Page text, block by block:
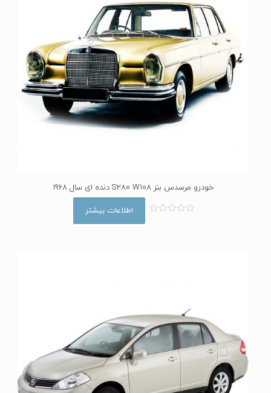
خودرو مرسدس بنز S280 W108 دنده ای سال 1968
اطلاعات بیشتر